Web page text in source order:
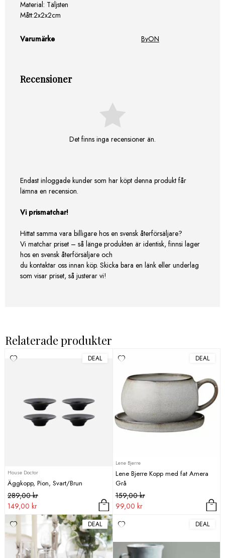
Material: Täljsten
Mått:2x2x2cm
Varumärke ByON
Recensioner
Det finns inga recensioner än.
Endast inloggade kunder som har köpt denna produkt får
lämna en recension.
Vi prismatchar!
Hittat samma vara billigare hos en svensk återförsäljare?
Vi matchar priset – så länge produkten är identisk, finnsi lager
hos en svensk återförsäljare och
du kontaktar oss innan köp. Skicka bara en länk eller underlag
som visar priset, så justerar vi!
Relaterade produkter
DEAL
House Doctor
Äggkopp, Pion, Svart/Brun
289,00kr
Det
ursprungliga
priset
var:
289,00 kr.
149,00 kr
Det
nuvarande
priset
är:
149,00 kr.
DEAL
Lene Bjerre
Lene Bjerre Kopp med fat Amera
Grå
159,00kr
Det
ursprungliga
var:
99,00 kr
Det
nuvarande
är:
DEAL DEAL